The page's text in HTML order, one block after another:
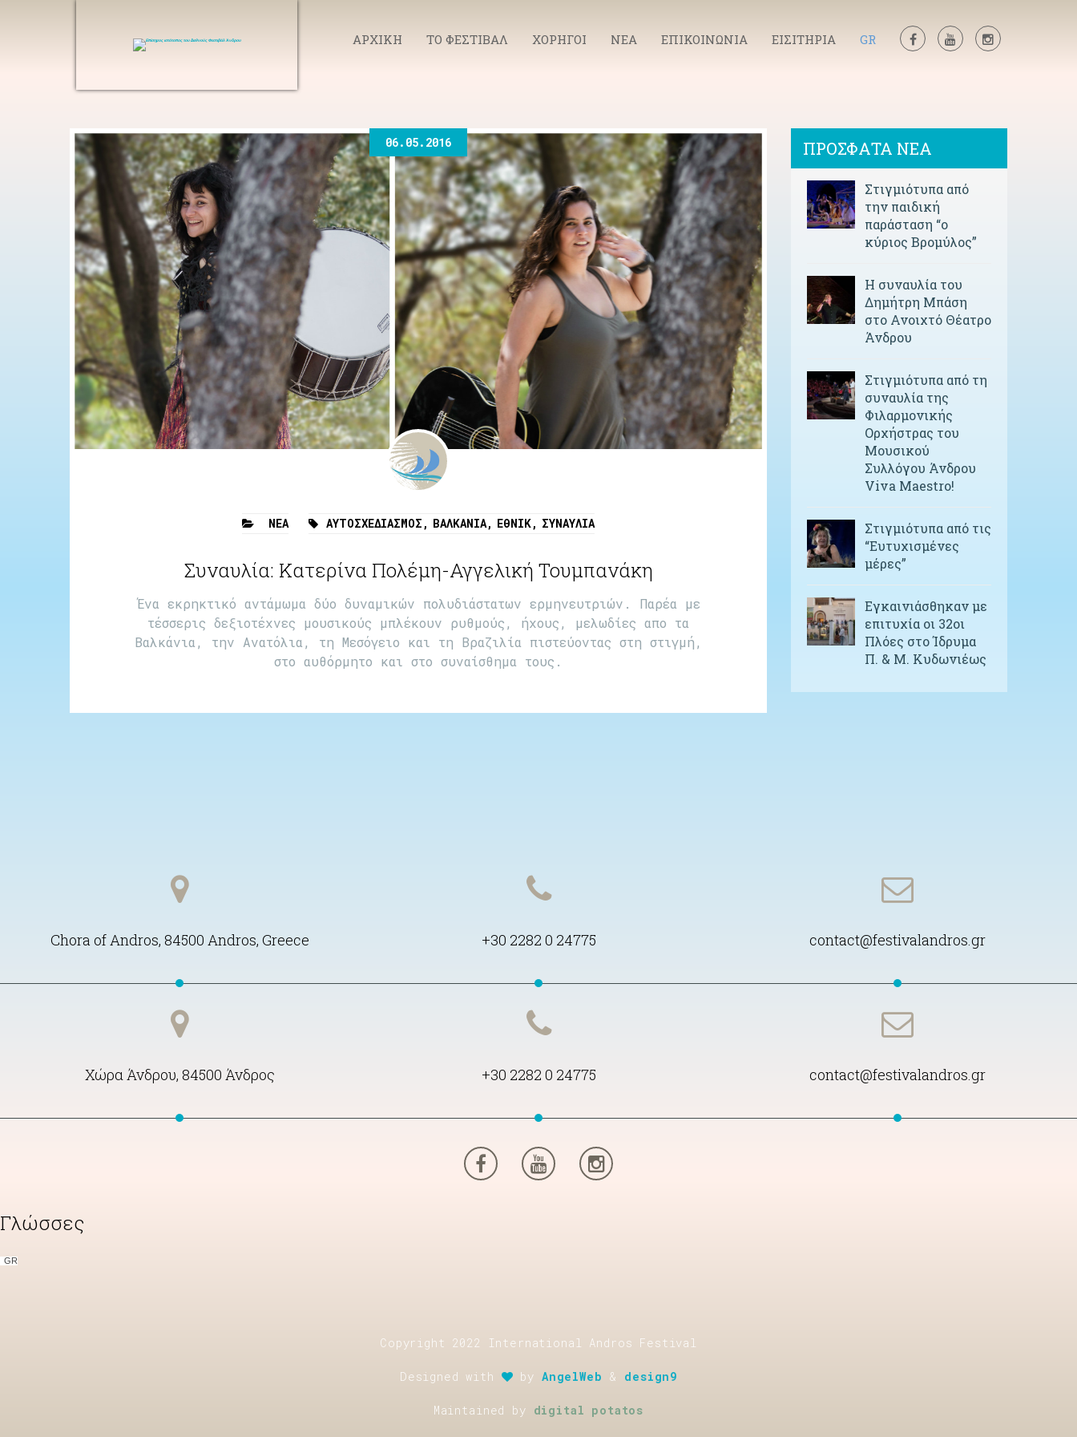
ΑΡΧΙΚΗ ΤΟ ΦΕΣΤΙΒΑΛ ΧΟΡΗΓΟΙ ΝΕΑ ΕΠΙΚΟΙΝΩΝΙΑ ΕΙΣΙΤΗΡΙΑ GR
06.05.2016
ΝΈΑ ΑΥΤΟΣΧΕΔΙΑΣΜΌΣ , ΒΑΛΚΆΝΙΑ, ΈΘΝΙΚ, ΣΥΝΑΥΛΊΑ
Συναυλία: Κατερίνα Πολέμη-Αγγελική Τουμπανάκη
Ένα εκρηκτικό αντάμωμα δύο δυναμικών πολυδιάστατων ερμηνευτριών. Παρέα με
τέσσερις δεξιοτέχνες μουσικούς μπλέκουν ρυθμούς, ήχους, μελωδίες απο τα
Βαλκάνια, την Ανατόλια, τη Μεσόγειο και τη Βραζιλία πιστεύοντας στη στιγμή,
στο αυθόρμητο και στο συναίσθημα τους.
ΠΡΟΣΦΑΤΑ ΝΕΑ
Στιγμιότυπα από
την παιδική
παράσταση “ο
κύριος Βρομύλος”
Η συναυλία του
Δημήτρη Μπάση
στο Ανοιχτό Θέατρο
Άνδρου
Στιγμιότυπα από τη
συναυλία της
Φιλαρμονικής
Ορχήστρας του
Μουσικού
Συλλόγου Άνδρου
Viva Maestro!
Στιγμιότυπα από τις
“Ευτυχισμένες
μέρες”
Εγκαινιάσθηκαν με
επιτυχία οι 32οι
Πλόες στο Ίδρυμα
Π. & Μ. Κυδωνιέως
Chora of Andros, 84500 Andros, Greece +30 2282 0 24775 contact@festivalandros.gr
Χώρα Άνδρου, 84500 Άνδρος +30 2282 0 24775 contact@festivalandros.gr
Γλώσσες
GR
Copyright 2022 International Andros Festival
Designed with by AngelWeb & design9
Maintained by digital potatos